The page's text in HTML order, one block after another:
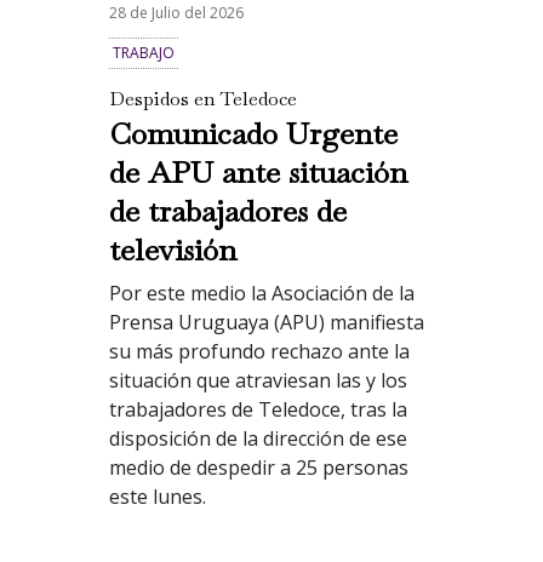
28 de Julio del 2026
TRABAJO
Despidos en Teledoce
Comunicado Urgente
de APU ante situación
de trabajadores de
televisión
Por este medio la Asociación de la
Prensa Uruguaya (APU) manifiesta
su más profundo rechazo ante la
situación que atraviesan las y los
trabajadores de Teledoce, tras la
disposición de la dirección de ese
medio de despedir a 25 personas
este lunes.